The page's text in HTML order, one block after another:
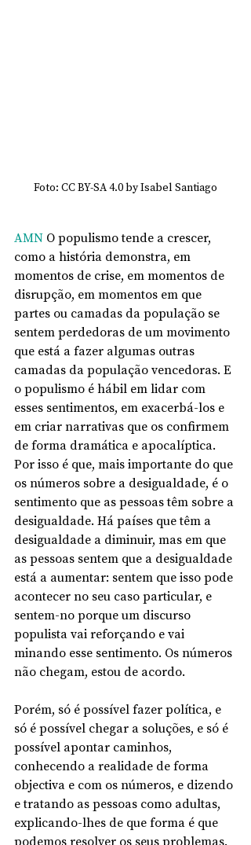
Foto: CC BY-SA 4.0 by Isabel Santiago
AMN O populismo tende a crescer,
como a história demonstra, em
momentos de crise, em momentos de
disrupção, em momentos em que
partes ou camadas da população se
sentem perdedoras de um movimento
que está a fazer algumas outras
camadas da população vencedoras. E
o populismo é hábil em lidar com
esses sentimentos, em exacerbá-los e
em criar narrativas que os confirmem
de forma dramática e apocalíptica.
Por isso é que, mais importante do que
os números sobre a desigualdade, é o
sentimento que as pessoas têm sobre a
desigualdade. Há países que têm a
desigualdade a diminuir, mas em que
as pessoas sentem que a desigualdade
está a aumentar: sentem que isso pode
acontecer no seu caso particular, e
sentem-no porque um discurso
populista vai reforçando e vai
minando esse sentimento. Os números
não chegam, estou de acordo.
Porém, só é possível fazer política, e
só é possível chegar a soluções, e só é
possível apontar caminhos,
conhecendo a realidade de forma
objectiva e com os números, e dizendo
e tratando as pessoas como adultas,
explicando-lhes de que forma é que
podemos resolver os seus problemas.